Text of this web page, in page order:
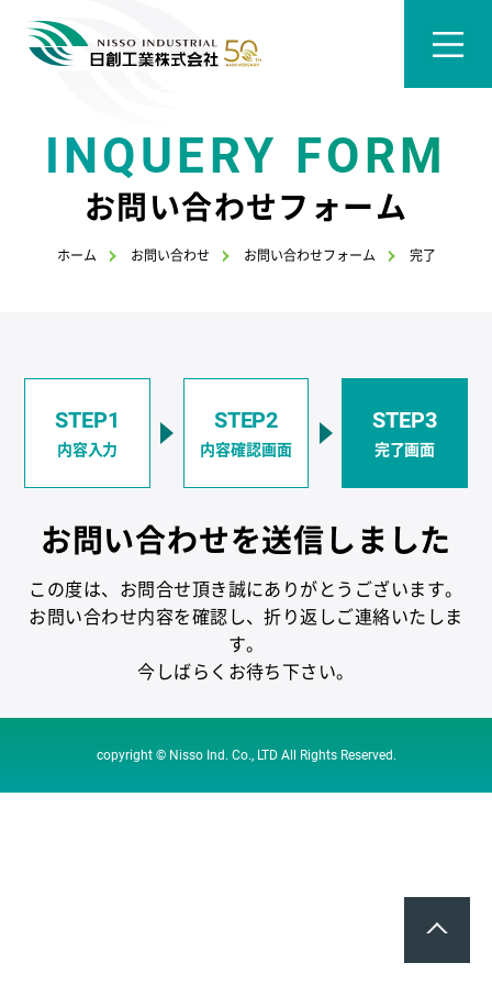
INQUERY FORM
お問い合わせフォーム
ホーム お問い合わせ お問い合わせフォーム 完了
STEP1
内容入力
STEP2
内容確認画面
STEP3
完了画面
お問い合わせを送信しました
この度は、お問合せ頂き誠にありがとうございます。
お問い合わせ内容を確認し、折り返しご連絡いたしま
す。
今しばらくお待ち下さい。
copyright © Nisso Ind. Co., LTD All Rights Reserved.